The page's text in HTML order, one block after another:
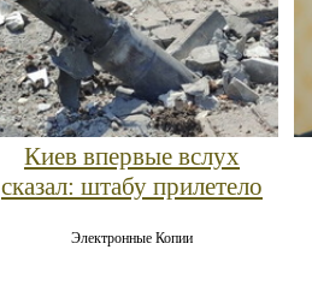
Киев впервые вслух
сказал: штабу прилетело
Электронные Копии